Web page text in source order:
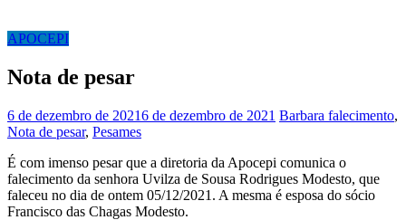
APOCEPI
Nota de pesar
6 de dezembro de 20216 de dezembro de 2021 Barbara falecimento,
Nota de pesar, Pesames
É com imenso pesar que a diretoria da Apocepi comunica o
falecimento da senhora Uvilza de Sousa Rodrigues Modesto, que
faleceu no dia de ontem 05/12/2021. A mesma é esposa do sócio
Francisco das Chagas Modesto.